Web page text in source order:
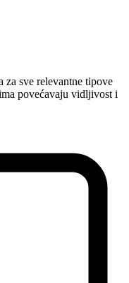
za sve relevantne tipove
povećavaju vidljivost i